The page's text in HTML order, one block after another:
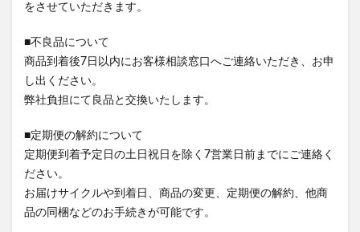
をさせていただきます。
■不良品について
商品到着後7日以内にお客様相談窓口へご連絡いただき、お申
し出ください。
弊社負担にて良品と交換いたします。
■定期便の解約について
定期便到着予定日の土日祝日を除く7営業日前までにご連絡く
ださい。
お届けサイクルや到着日、商品の変更、定期便の解約、他商
品の同梱などのお手続きが可能です。